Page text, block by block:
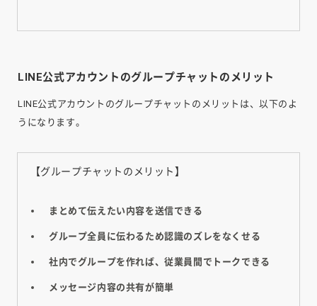
LINE公式アカウントのグループチャットのメリット
LINE公式アカウントのグループチャットのメリットは、以下のよ
うになります。
【グループチャットのメリット】
まとめて伝えたい内容を送信できる
グループ全員に伝わるため認識のズレをなくせる
社内でグループを作れば、従業員間でトークできる
メッセージ内容の共有が簡単